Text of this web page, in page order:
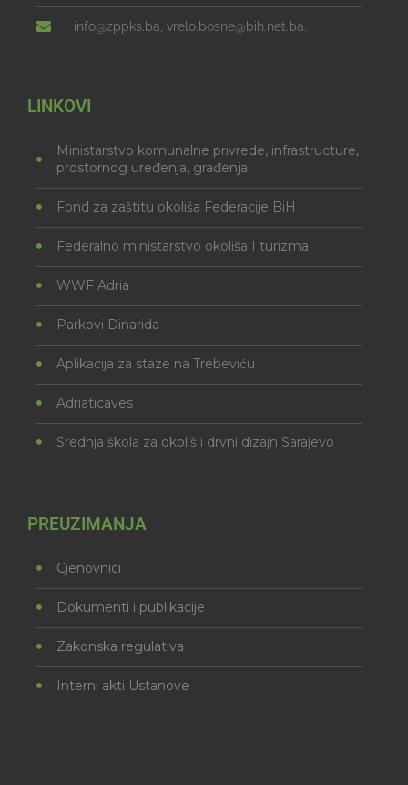
info@zppks.ba, vrelo.bosne@bih.net.ba.
LINKOVI
Ministarstvo komunalne privrede, infrastructure,
prostornog uređenja, građenja
Fond za zaštitu okoliša Federacije BiH
Federalno ministarstvo okoliša I turizma
WWF Adria
Parkovi Dinarida
Aplikacija za staze na Trebeviću
Adriaticaves
Srednja škola za okoliš i drvni dizajn Sarajevo
PREUZIMANJA
Cjenovnici
Dokumenti i publikacije
Zakonska regulativa
Interni akti Ustanove